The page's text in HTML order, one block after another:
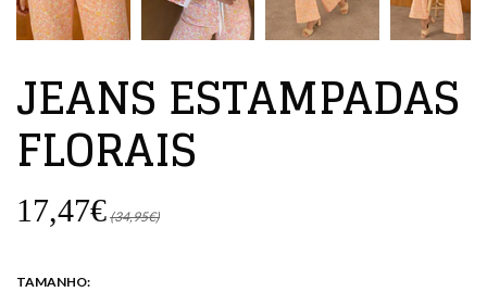
JEANS ESTAMPADAS
FLORAIS
17,47€ (34,95€)
TAMANHO: